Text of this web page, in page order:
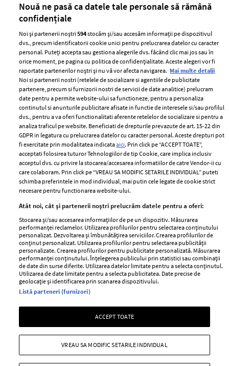
ELLE Style Awards
2024
Despre ELLE
Romania
Contact
Abonamente
Termeni si conditii
Politica de
confidențialitate
Politica de cookies
Publicitate
GSP
Unica
Baby
Retete
femei
Viva
Avantaje
Retete practice
Pariază responsabil! Decizia ONJN nr. 821/25.09.2025.
Jocurile de noroc sunt interzise minorilor.
Copyright © 2026 Ringier Romania SRL
Nouă ne pasă ca datele tale personale să rămână
confidențiale
Noi și partenerii noștri594stocăm și/sau accesăm informații pe dispozitivul
dvs., precum identificatorii cookie unici pentru prelucrarea datelor cu caracter
personal. Puteți accepta sau gestiona alegerile dvs. făcând clic mai jos sau în
orice moment, pe pagina cu politica de confidențialitate. Aceste alegeri vor fi
raportate partenerilor noștri și nu vă vor afecta navigarea. Mai multe detalii
Noi si partenerii nostri (retelele de socializare si agentiile de publicitate
partenere, precum si furnizorii nostri de servicii de date analitice) prelucram
date pentru a permite website-ului sa functioneze, pentru a personaliza
continutul si anunturile publicitare afisate in functie de interesele si/sau profilul
dvs., pentru a va oferi functionalitati aferente retelelor de socializare si pentru a
analiza traficul pe website. Beneficiati de drepturile prevazute de art. 15-22 din
GDPR in legatura cu prelucrarea datelor cu caracter personal. Aceste drepturi pot
fi exercitate prin modalitatea indicataaici. Prin click pe “ACCEPT TOATE”,
acceptati folosirea tuturor Tehnologiilor de tip Cookie, care implica inclusiv
acceptul dvs. cu privire la stocarea/accesarea informatiilor de catre Vendor-ii cu
care colaboram. Prin click pe “VREAU SA MODIFIC SETARILE INDIVIDUAL” puteti
schimba preferintele in mod individual, mai putin cele legate de cookie strict
necesare pentru functionarea website-ului.
Atât noi, cât și partenerii noștri prelucrăm datele pentru a oferi:
Stocarea și/sau accesarea informațiilor de pe un dispozitiv. Măsurarea
performanței reclamelor. Utilizarea profilurilor pentru selectarea conținutului
personalizat. Dezvoltarea și îmbunătățirea serviciilor. Crearea profilurilor de
conținut personalizat. Utilizarea profilurilor pentru selectarea publicității
personalizate. Crearea profilurilor pentru publicitate personalizată. Măsurarea
performanței conținutului. Înțelegerea publicului prin statistici sau combinații
de date din surse diferite. Utilizarea datelor limitate pentru a selecta conținutul.
Utilizarea de date limitate pentru a selecta publicitatea. Date precise de
geolocație și identificarea prin scanarea dispozitivului.
Listă parteneri (furnizori)
ACCEPT TOATE
VREAU SA MODIFIC SETARILE INDIVIDUAL